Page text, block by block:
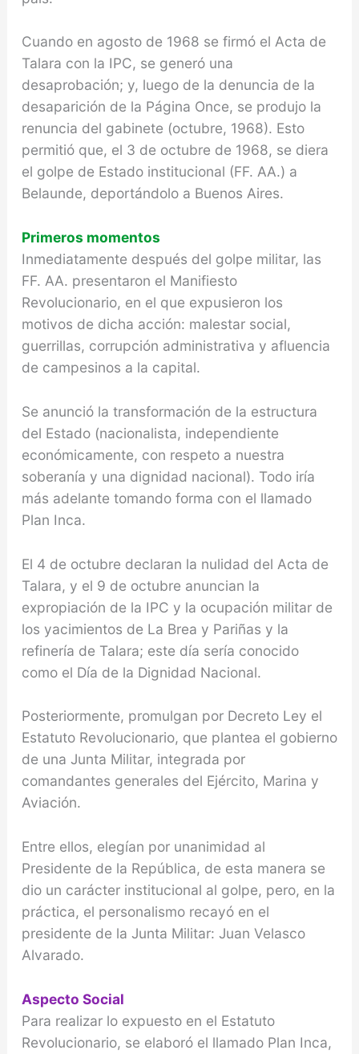
Cuando en agosto de 1968 se firmó el Acta de
Talara con la IPC, se generó una
desaprobación; y, luego de la denuncia de la
desaparición de la Página Once, se produjo la
renuncia del gabinete (octubre, 1968). Esto
permitió que, el 3 de octubre de 1968, se diera
el golpe de Estado institucional (FF. AA.) a
Belaunde, deportándolo a Buenos Aires.
Primeros momentos
Inmediatamente después del golpe militar, las
FF. AA. presentaron el Manifiesto
Revolucionario, en el que expusieron los
motivos de dicha acción: malestar social,
guerrillas, corrupción administrativa y afluencia
de campesinos a la capital.
Se anunció la transformación de la estructura
del Estado (nacionalista, independiente
económicamente, con respeto a nuestra
soberanía y una dignidad nacional). Todo iría
más adelante tomando forma con el llamado
Plan Inca.
El 4 de octubre declaran la nulidad del Acta de
Talara, y el 9 de octubre anuncian la
expropiación de la IPC y la ocupación militar de
los yacimientos de La Brea y Pariñas y la
refinería de Talara; este día sería conocido
como el Día de la Dignidad Nacional.
Posteriormente, promulgan por Decreto Ley el
Estatuto Revolucionario, que plantea el gobierno
de una Junta Militar, integrada por
comandantes generales del Ejército, Marina y
Aviación.
Entre ellos, elegían por unanimidad al
Presidente de la República, de esta manera se
dio un carácter institucional al golpe, pero, en la
práctica, el personalismo recayó en el
presidente de la Junta Militar: Juan Velasco
Alvarado.
Aspecto Social
Para realizar lo expuesto en el Estatuto
Revolucionario, se elaboró el llamado Plan Inca,